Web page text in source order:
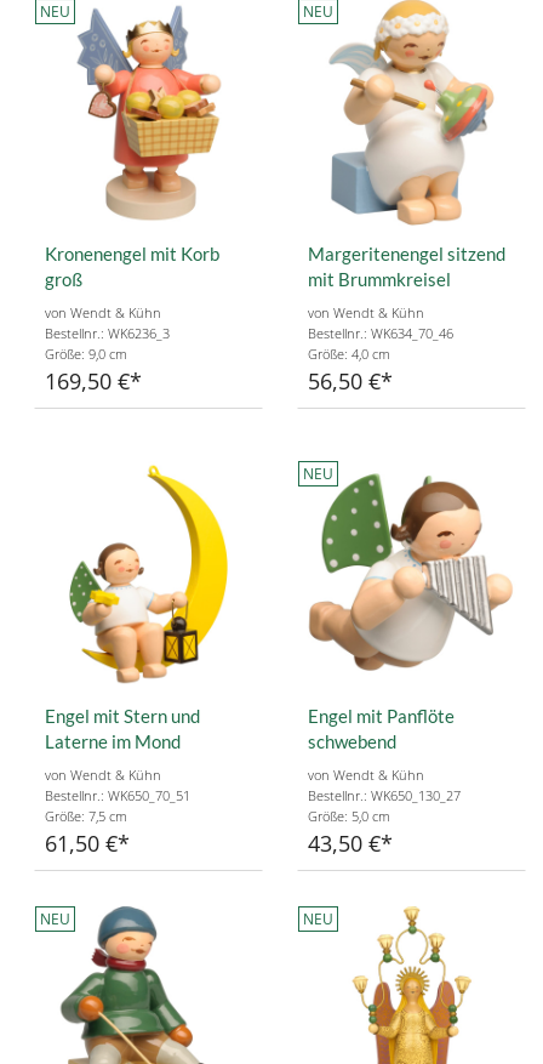
NEU
Kronenengel mit Korb
groß
von Wendt & Kühn
Bestellnr.: WK6236_3
Größe: 9,0 cm
169,50 €
NEU
Margeritenengel sitzend
mit Brummkreisel
von Wendt & Kühn
Bestellnr.: WK634_70_46
Größe: 4,0 cm
56,50 €
Engel mit Stern und
Laterne im Mond
von Wendt & Kühn
Bestellnr.: WK650_70_51
Größe: 7,5 cm
61,50 €
NEU
Engel mit Panflöte
schwebend
von Wendt & Kühn
Bestellnr.: WK650_130_27
Größe: 5,0 cm
43,50 €
NEU NEU